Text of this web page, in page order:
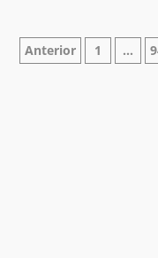
Paginación
Anterior 1 …